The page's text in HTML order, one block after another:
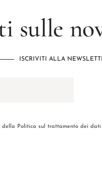
sulle
ISCRIVITI ALLA
della Politica sul trattamento dei